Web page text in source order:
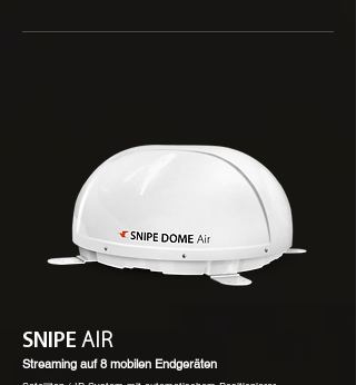
SNIPE AIR
Streaming auf 8 mobilen Endgeräten